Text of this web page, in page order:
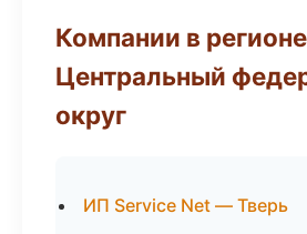
Компании в
Центральный
округ
ИП Service Net — Тверь